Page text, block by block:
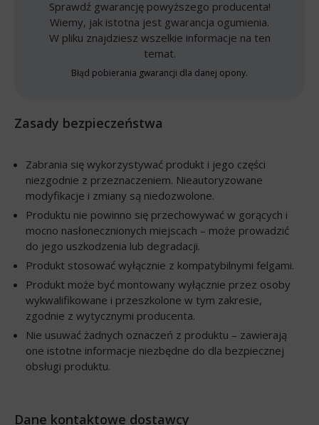
Sprawdź gwarancję powyższego producenta!
Wiemy, jak istotna jest gwarancja ogumienia.
W pliku znajdziesz wszelkie informacje na ten
temat.
Błąd pobierania gwarancji dla danej opony.
Zasady bezpieczeństwa
Zabrania się wykorzystywać produkt i jego części
niezgodnie z przeznaczeniem. Nieautoryzowane
modyfikacje i zmiany są niedozwolone.
Produktu nie powinno się przechowywać w gorących i
mocno nasłonecznionych miejscach – może prowadzić
do jego uszkodzenia lub degradacji.
Produkt stosować wyłącznie z kompatybilnymi felgami.
Produkt może być montowany wyłącznie przez osoby
wykwalifikowane i przeszkolone w tym zakresie,
zgodnie z wytycznymi producenta.
Nie usuwać żadnych oznaczeń z produktu – zawierają
one istotne informacje niezbędne do dla bezpiecznej
obsługi produktu.
Dane kontaktowe dostawcy